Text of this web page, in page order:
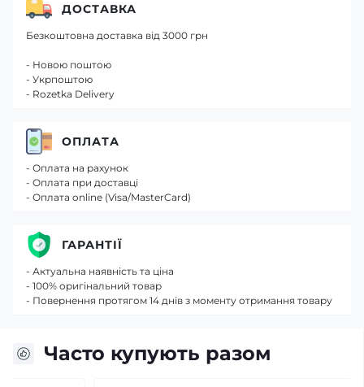
Часто купують разом
ДОСТАВКА
Безкоштовна доставка від 3000 грн
- Новою поштою
- Укрпоштою
- Rozetka Delivery
ОПЛАТА
- Оплата на рахунок
- Оплата при доставці
- Оплата online (Visa/MasterCard)
ГАРАНТІЇ
- Актуальна наявність та ціна
- 100% оригінальний товар
- Повернення протягом 14 днів з моменту отримання товару